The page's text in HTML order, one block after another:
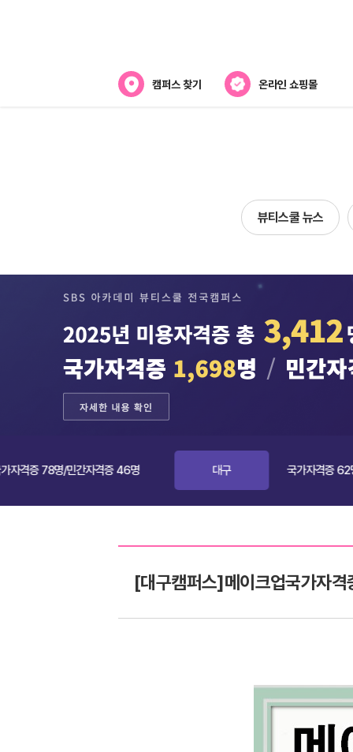
캠퍼스 찾기 온라인 쇼핑몰
전국캠퍼스 찾기
제휴협력사
뷰티스쿨 뉴스
명/민간자격증 46명 국가자격증 62명/민간자
[대구캠퍼스]메이크업국가자격